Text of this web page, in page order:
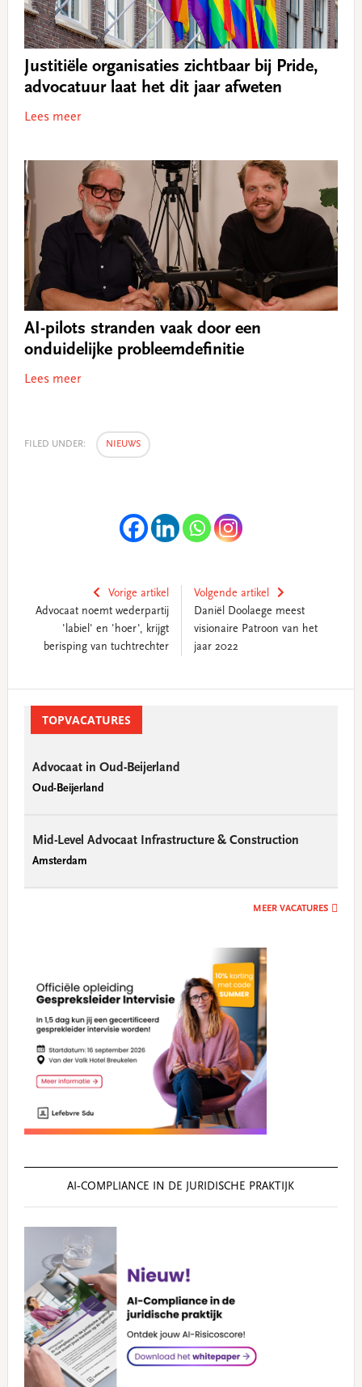
Justitiële organisaties zichtbaar bij Pride,
advocatuur laat het dit jaar afweten
Lees meer
AI-pilots stranden vaak door een
onduidelijke probleemdefinitie
Lees meer
FILED UNDER: NIEUWS
Vorige artikel
Advocaat noemt wederpartij
'labiel' en 'hoer', krijgt
berisping van tuchtrechter
Volgende artikel
Daniël Doolaege meest
visionaire Patroon van het
jaar 2022
SidebarTOPVACATURES
Advocaat in Oud-Beijerland
Oud-Beijerland
Mid-Level Advocaat Infrastructure & Construction
Amsterdam
MEER VACATURES
AI‑COMPLIANCE IN DE JURIDISCHE PRAKTIJK